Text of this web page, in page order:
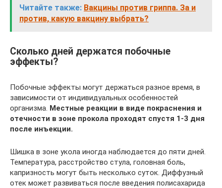
Читайте также: Вакцины против гриппа. За и
против, какую вакцину выбрать?
Сколько дней держатся побочные
эффекты?
Побочные эффекты могут держаться разное время, в
зависимости от индивидуальных особенностей
организма. Местные реакции в виде покраснения и
отечности в зоне прокола проходят спустя 1-3 дня
после инъекции.
Шишка в зоне укола иногда наблюдается до пяти дней.
Температура, расстройство стула, головная боль,
капризность могут быть несколько суток. Диффузный
отек может развиваться после введения полисахарида